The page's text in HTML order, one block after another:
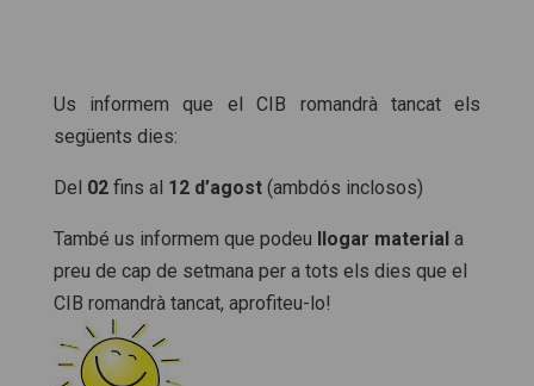
Us informem que el CIB romandrà tancat els
següents dies:
Del 02 fins al 12 d’agost (ambdós inclosos)
També us informem que podeu llogar materiala
preu de cap de setmana per a tots els dies que el
CIB romandrà tancat, aprofiteu-lo!